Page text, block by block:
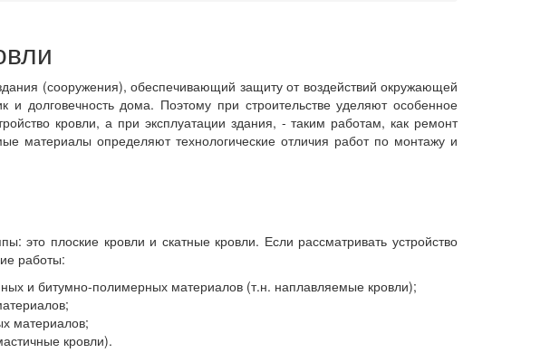
(сооружения), обеспечивающий защиту от воздействий окружающей
долговечность дома. Поэтому при строительстве уделяют особенное
кровли, а при эксплуатации здания, - таким работам, как ремонт
материалы определяют технологические отличия работ по монтажу и
это плоские кровли и скатные кровли. Если рассматривать устройство
работы:
и битумно-полимерных материалов (т.н. наплавляемые кровли);
материалов;
кровли).